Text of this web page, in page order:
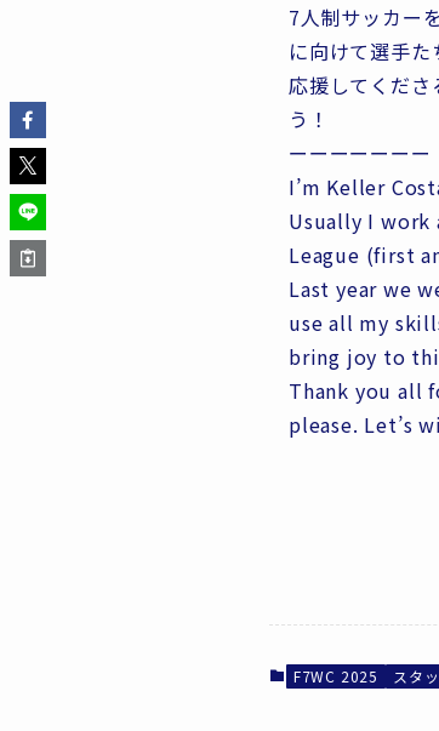
7人制サッカー
に向けて選手た
応援してくださ
う！
ーーーーーーー
I’m Keller
Usually I work
League (first
Last year we
use all my
bring joy to
Thank you all
please. Let’s
F7WC 2025 スタ